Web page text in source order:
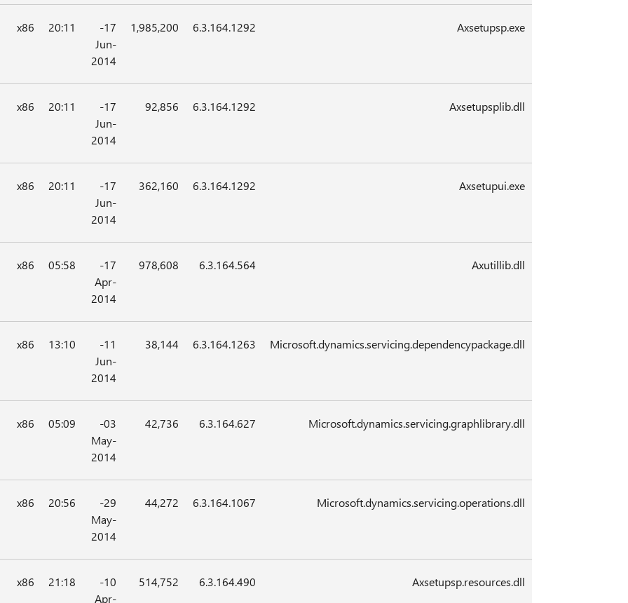
Axsetupsp.exe
6.3.164.1292
1,985,200
17-
Jun-
2014
20:11
x86
Axsetupsplib.dll
6.3.164.1292
92,856
17-
Jun-
2014
20:11
x86
Axsetupui.exe
6.3.164.1292
362,160
17-
Jun-
2014
20:11
x86
Axutillib.dll
6.3.164.564
978,608
17-
Apr-
2014
05:58
x86
Microsoft.dynamics.servicing.dependencypackage.dll
6.3.164.1263
38,144
11-
Jun-
2014
13:10
x86
Microsoft.dynamics.servicing.graphlibrary.dll
6.3.164.627
42,736
03-
May-
2014
05:09
x86
Microsoft.dynamics.servicing.operations.dll
6.3.164.1067
44,272
29-
May-
2014
20:56
x86
Axsetupsp.resources.dll
6.3.164.490
514,752
10-
Apr-
21:18
x86